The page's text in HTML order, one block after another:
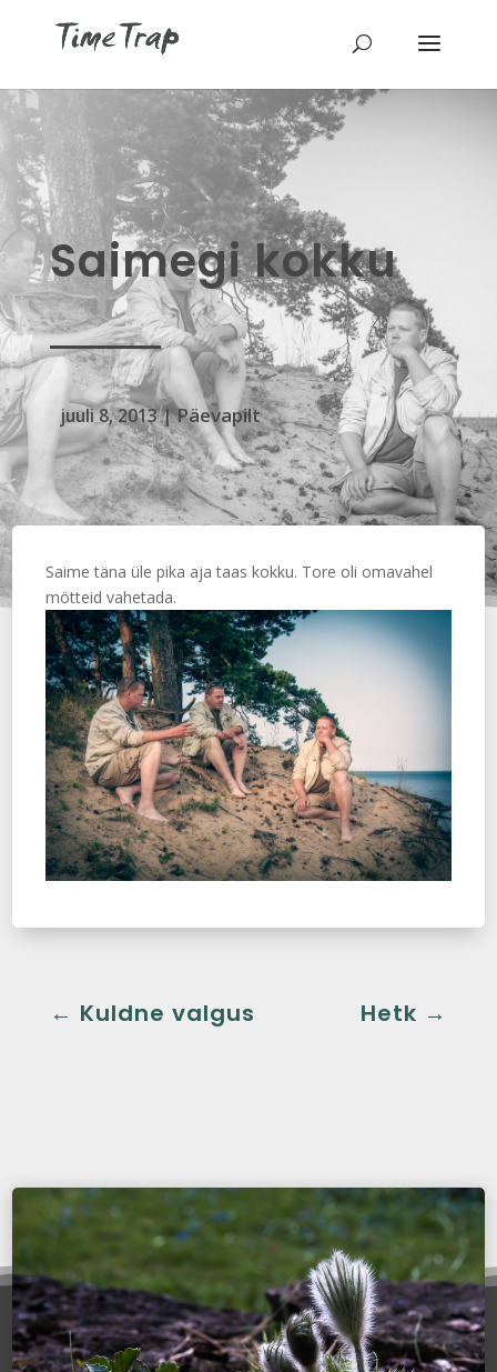
Saimegi kokku
juuli 8, 2013|Päevapilt
Saime täna üle pika aja taas kokku. Tore oli omavahel
mötteid vahetada.
← Kuldne valgus Hetk →